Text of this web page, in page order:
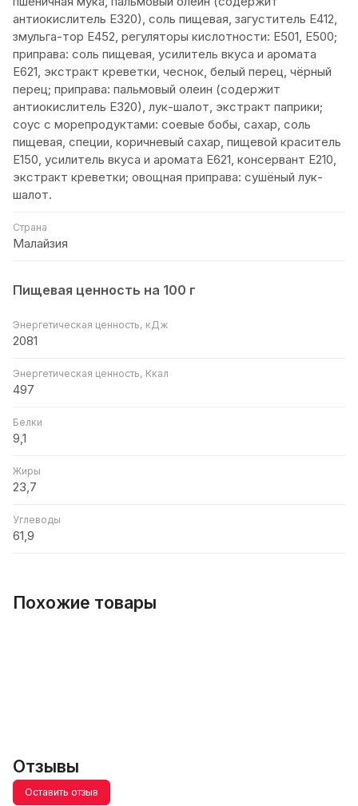
антиокислитель Е320), соль пищевая, загуститель Е412,
змульга-тор Е452, регуляторы кислотности: Е501, Е500;
приправа: соль пищевая, усилитель вкуса и аромата
Е621, экстракт креветки, чеснок, белый перец, чёрный
перец; приправа: пальмовый олеин (содержит
антиокислитель Е320), лук-шалот, экстракт паприки;
соус с морепродуктами: соевые бобы, сахар, соль
пищевая, специи, коричневый сахар, пищевой краситель
Е150, усилитель вкуса и аромата Е621, консервант Е210,
экстракт креветки; овощная приправа: сушёный лук-
шалот.
Страна
Малайзия
Пищевая ценность на 100 г
Энергетическая ценность, кДж
2081
Энергетическая ценность, Ккал
497
Белки
9,1
Жиры
23,7
Углеводы
61,9
Похожие товары
Отзывы
Оставить отзыв